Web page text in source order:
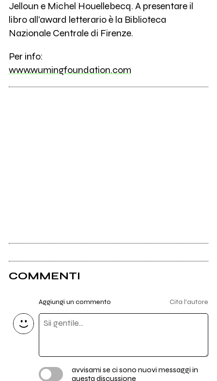
Jelloun e Michel Houellebecq. A presentare il
libro all'award letterario è la Biblioteca
Nazionale Centrale di Firenze.
Per info:
www.wumingfoundation.com
COMMENTI
Aggiungi un commento Cita l'autore
avvisami se ci sono nuovi messaggi in
questa discussione